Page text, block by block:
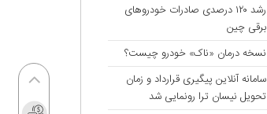
رشد ۱۲۰ درصدی صادرات خودروهای
برقی چین
نسخه درمان «ناک» خودرو چیست؟
سامانه آنلاین پیگیری قرارداد‌ و زمان
تحویل نیسان ترا رونمایی شد